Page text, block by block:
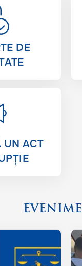
DE
UN ACT